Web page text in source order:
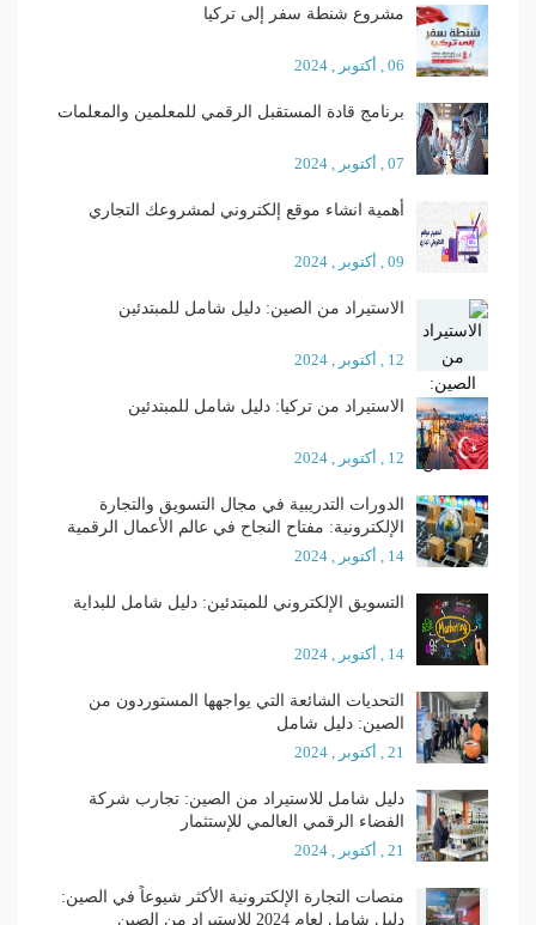
مشروع شنطة سفر إلى تركيا
06 , أكتوبر , 2024
برنامج قادة المستقبل الرقمي للمعلمين والمعلمات
07 , أكتوبر , 2024
أهمية انشاء موقع إلكتروني لمشروعك التجاري
09 , أكتوبر , 2024
الاستيراد من الصين: دليل شامل للمبتدئين
12 , أكتوبر , 2024
الاستيراد من تركيا: دليل شامل للمبتدئين
12 , أكتوبر , 2024
الدورات التدريبية في مجال التسويق والتجارة
الإلكترونية: مفتاح النجاح في عالم الأعمال الرقمية
14 , أكتوبر , 2024
التسويق الإلكتروني للمبتدئين: دليل شامل للبداية
14 , أكتوبر , 2024
التحديات الشائعة التي يواجهها المستوردون من
الصين: دليل شامل
21 , أكتوبر , 2024
دليل شامل للاستيراد من الصين: تجارب شركة
الفضاء الرقمي العالمي للإستثمار
21 , أكتوبر , 2024
منصات التجارة الإلكترونية الأكثر شيوعاً في الصين:
دليل شامل لعام 2024 للاستيراد من الصين